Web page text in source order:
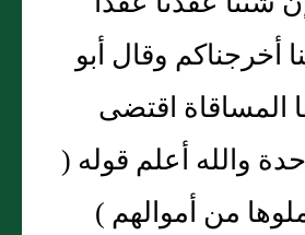
أخرجناكم وقال أبو
المساقاة اقتضى
والله أعلم قوله (
من أموالهم )